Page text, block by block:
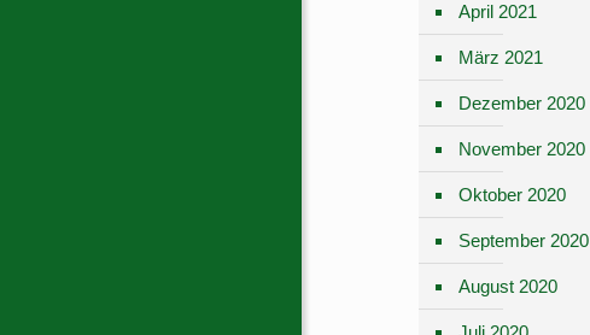
April 2021
März 2021
Dezember 2020
November 2020
Oktober 2020
September 2020
August 2020